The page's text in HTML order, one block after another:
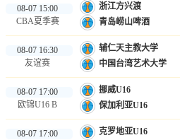
08-07 15:00
CBA夏季赛
浙江方兴渡
青岛崂山啤酒
08-07 16:30
友谊赛
辅仁天主教大学
中国台湾艺术大学
08-07 17:00
欧锦U16 B
挪威U16
保加利亚U16
08-07 17:00
克罗地亚U16